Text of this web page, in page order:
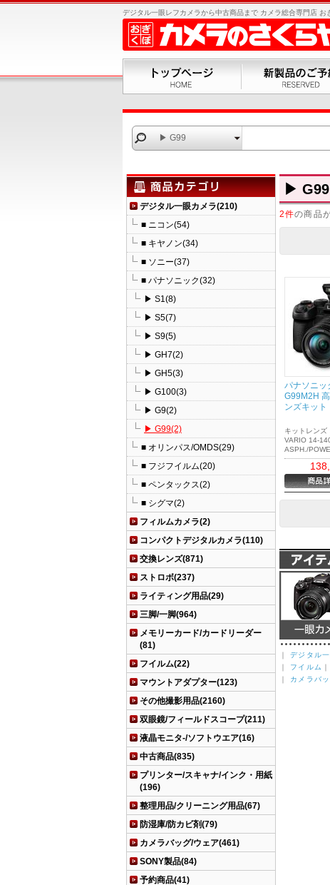
デジタル一眼レフカメラから中古商品まで カメラ総合専門店 お
▶ G99
デジタル一眼カメラ(210)
■ ニコン(54)
■ キヤノン(34)
■ ソニー(37)
■ パナソニック(32)
▶ S1(8)
▶ S5(7)
▶ S9(5)
▶ GH7(2)
▶ GH5(3)
▶ G100(3)
▶ G9(2)
▶ G99(2)
■ オリンパス/OMDS(29)
■ フジフイルム(20)
■ ペンタックス(2)
■ シグマ(2)
フィルムカメラ(2)
コンパクトデジタルカメラ(110)
交換レンズ(871)
ストロボ(237)
ライティング用品(29)
三脚/一脚(964)
メモリーカード/カードリーダー
(81)
フイルム(22)
マウントアダプター(123)
その他撮影用品(2160)
双眼鏡/フィールドスコープ(211)
液晶モニタ-/ソフトウエア(16)
中古商品(835)
プリンター/スキャナ/インク・用紙
(196)
整理用品/クリーニング用品(67)
防湿庫/防カビ剤(79)
カメラバッグ/ウェア(461)
SONY製品(84)
予約商品(41)
▶ G99
2件の商品
パナソニッ
G99M2H
ンズキット
キットレンズ
VARIO 14-
ASPH./
FSA14140）
小型・軽量
凝縮本格的な
ミドルクラス
｜デジタル
｜ フイルム ｜
｜ カメラバ